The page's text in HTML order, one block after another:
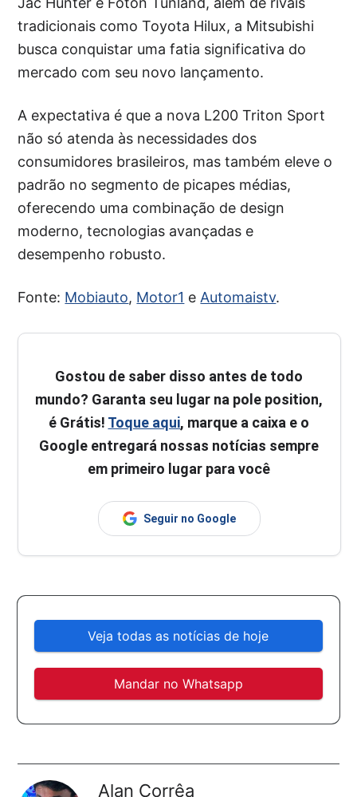
tradicionais como Toyota Hilux, a Mitsubishi
busca conquistar uma fatia significativa do
mercado com seu novo lançamento.
A expectativa é que a nova L200 Triton Sport
não só atenda às necessidades dos
consumidores brasileiros, mas também eleve o
padrão no segmento de picapes médias,
oferecendo uma combinação de design
moderno, tecnologias avançadas e
desempenho robusto.
Fonte: Mobiauto, Motor1 e Automaistv.
Gostou de saber disso antes de todo
mundo? Garanta seu lugar na pole position,
é Grátis! Toque aqui, marque a caixa e o
Google entregará nossas notícias sempre
em primeiro lugar para você
Seguir no Google
Veja todas as notícias de hoje
Mandar no Whatsapp
Alan Corrêa